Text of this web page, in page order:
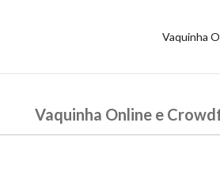
Vaquinha
Vaquinha Online e